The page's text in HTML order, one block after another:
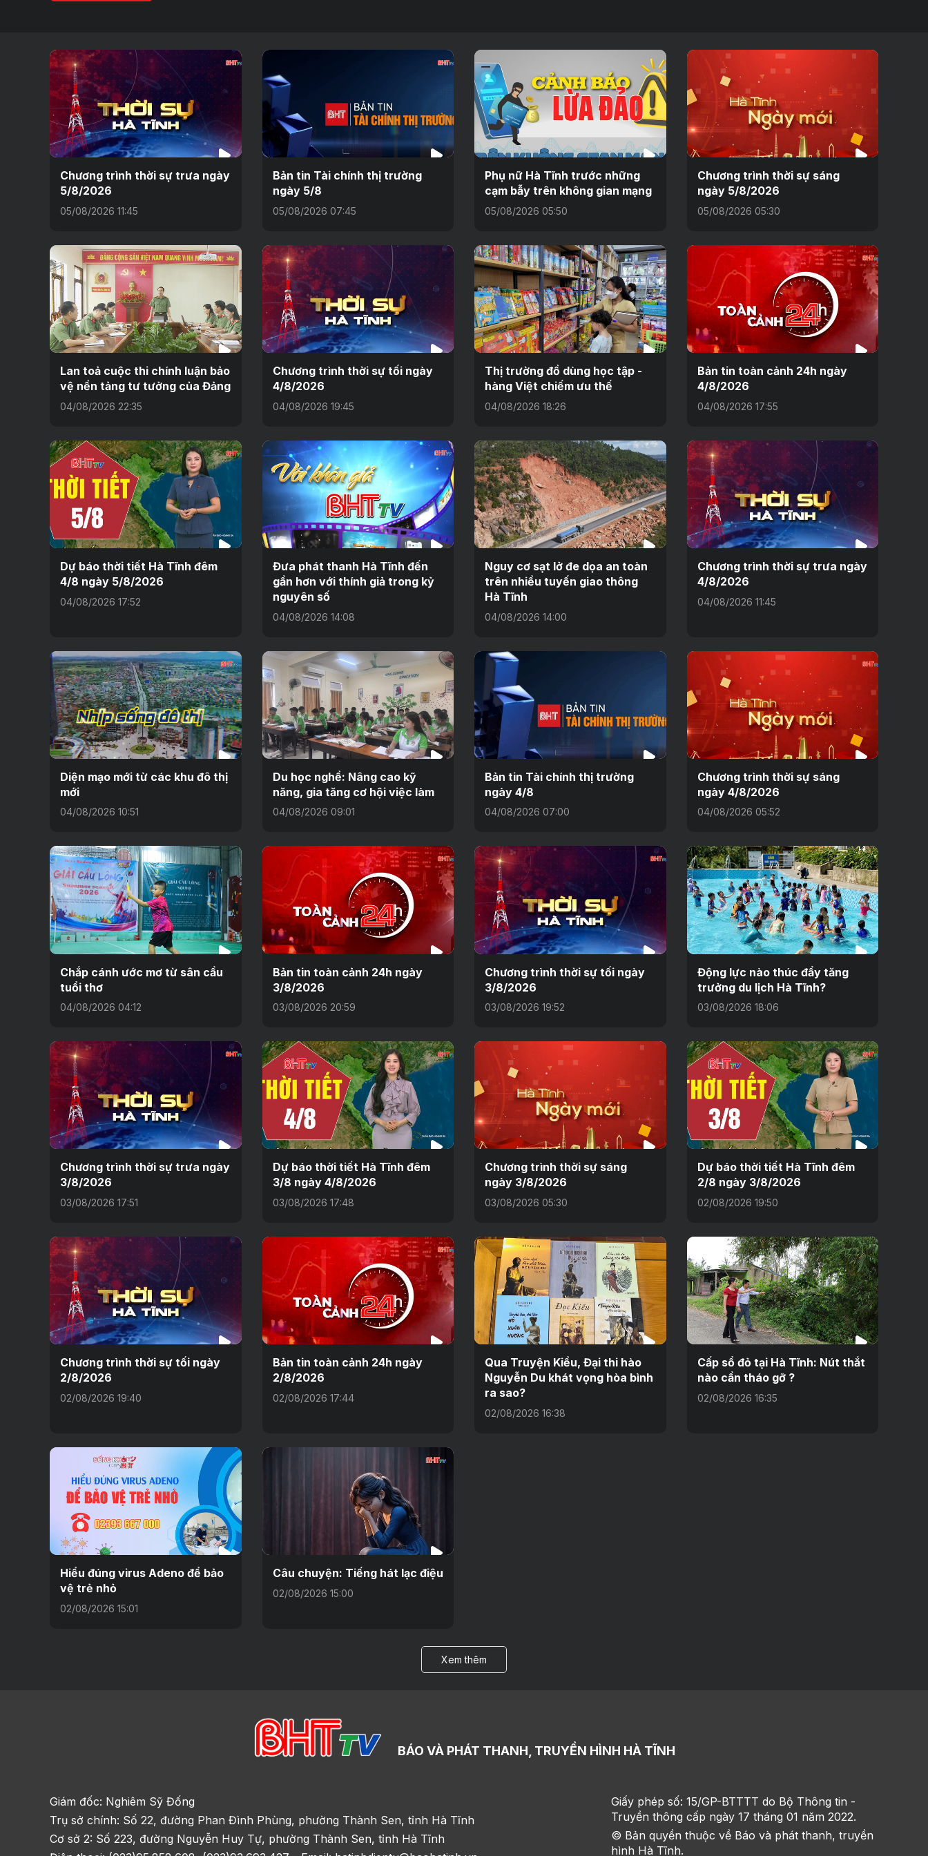
Chương trình thời sự trưa ngày
5/8/2026
05/08/2026 11:45
Bản tin Tài chính thị trường
ngày 5/8
05/08/2026 07:45
Phụ nữ Hà Tĩnh trước những
cạm bẫy trên không gian mạng
05/08/2026 05:50
Chương trình thời sự sáng
ngày 5/8/2026
05/08/2026 05:30
Lan toả cuộc thi chính luận bảo
vệ nền tảng tư tưởng của Đảng
04/08/2026 22:35
Chương trình thời sự tối ngày
4/8/2026
04/08/2026 19:45
Thị trường đồ dùng học tập -
hàng Việt chiếm ưu thế
04/08/2026 18:26
Bản tin toàn cảnh 24h ngày
4/8/2026
04/08/2026 17:55
Dự báo thời tiết Hà Tĩnh đêm
4/8 ngày 5/8/2026
04/08/2026 17:52
Đưa phát thanh Hà Tĩnh đến
gần hơn với thính giả trong kỷ
nguyên số
04/08/2026 14:08
Nguy cơ sạt lở đe dọa an toàn
trên nhiều tuyến giao thông
Hà Tĩnh
04/08/2026 14:00
Chương trình thời sự trưa ngày
4/8/2026
04/08/2026 11:45
Diện mạo mới từ các khu đô thị
mới
04/08/2026 10:51
Du học nghề: Nâng cao kỹ
năng, gia tăng cơ hội việc làm
04/08/2026 09:01
Bản tin Tài chính thị trường
ngày 4/8
04/08/2026 07:00
Chương trình thời sự sáng
ngày 4/8/2026
04/08/2026 05:52
Chắp cánh ước mơ từ sân cầu
tuổi thơ
04/08/2026 04:12
Bản tin toàn cảnh 24h ngày
3/8/2026
03/08/2026 20:59
Chương trình thời sự tối ngày
3/8/2026
03/08/2026 19:52
Động lực nào thúc đẩy tăng
trưởng du lịch Hà Tĩnh?
03/08/2026 18:06
Chương trình thời sự trưa ngày
3/8/2026
03/08/2026 17:51
Dự báo thời tiết Hà Tĩnh đêm
3/8 ngày 4/8/2026
03/08/2026 17:48
Chương trình thời sự sáng
ngày 3/8/2026
03/08/2026 05:30
Dự báo thời tiết Hà Tĩnh đêm
2/8 ngày 3/8/2026
02/08/2026 19:50
Chương trình thời sự tối ngày
2/8/2026
02/08/2026 19:40
Bản tin toàn cảnh 24h ngày
2/8/2026
02/08/2026 17:44
Qua Truyện Kiều, Đại thi hào
Nguyễn Du khát vọng hòa bình
ra sao?
02/08/2026 16:38
Cấp sổ đỏ tại Hà Tĩnh: Nút thắt
nào cần tháo gỡ ?
02/08/2026 16:35
Hiểu đúng virus Adeno để bảo
vệ trẻ nhỏ
02/08/2026 15:01
Câu chuyện: Tiếng hát lạc điệu
02/08/2026 15:00
Xem thêm
BÁO VÀ PHÁT THANH, TRUYỀN HÌNH HÀ TĨNH
Giám đốc: Nghiêm Sỹ Đống
Trụ sở chính: Số 22, đường Phan Đình Phùng, phường Thành Sen, tỉnh Hà Tĩnh
Cơ sở 2: Số 223, đường Nguyễn Huy Tự, phường Thành Sen, tỉnh Hà Tĩnh
Giấy phép số: 15/GP-BTTTT do Bộ Thông tin -
Truyền thông cấp ngày 17 tháng 01 năm 2022.
© Bản quyền thuộc về Báo và phát thanh, truyền
hình Hà Tĩnh.